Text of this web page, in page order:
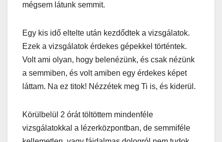
mégsem látunk semmit.
Egy kis idő eltelte után kezdődtek a vizsgálatok.
Ezek a vizsgálatok érdekes gépekkel történtek.
Volt ami olyan, hogy belenézünk, és csak nézünk
a semmiben, és volt amiben egy érdekes képet
láttam. Na ez titok! Nézzétek meg Ti is, és kiderül.
Körülbelül 2 órát töltöttem mindenféle
vizsgálatokkal a lézerközpontban, de semmiféle